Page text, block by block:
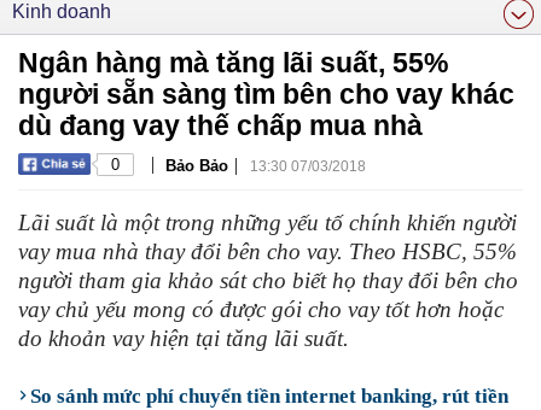
Kinh doanh
Ngân hàng mà tăng lãi suất, 55%
người sẵn sàng tìm bên cho vay khác
dù đang vay thế chấp mua nhà
0 | Bảo Bảo | 13:30 07/03/2018
Lãi suất là một trong những yếu tố chính khiến người
vay mua nhà thay đổi bên cho vay. Theo HSBC, 55%
người tham gia khảo sát cho biết họ thay đổi bên cho
vay chủ yếu mong có được gói cho vay tốt hơn hoặc
do khoản vay hiện tại tăng lãi suất.
So sánh mức phí chuyển tiền internet banking, rút tiền